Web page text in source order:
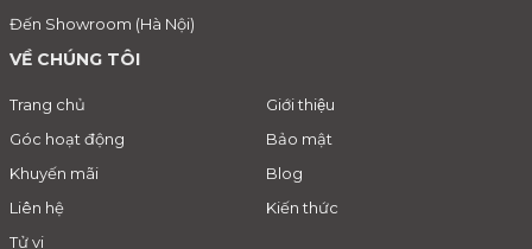
Đến Showroom (Hà Nội)
VỀ CHÚNG TÔI
Trang chủ
Giới thiệu
Góc hoạt động
Bảo mật
Khuyến mãi
Blog
Liên hệ
Kiến thức
Tử vi